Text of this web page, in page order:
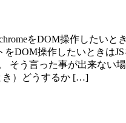
をDOM操作したいと
をDOM操作したいときはJS
そう言った事が出来ない
き）どうするか […]